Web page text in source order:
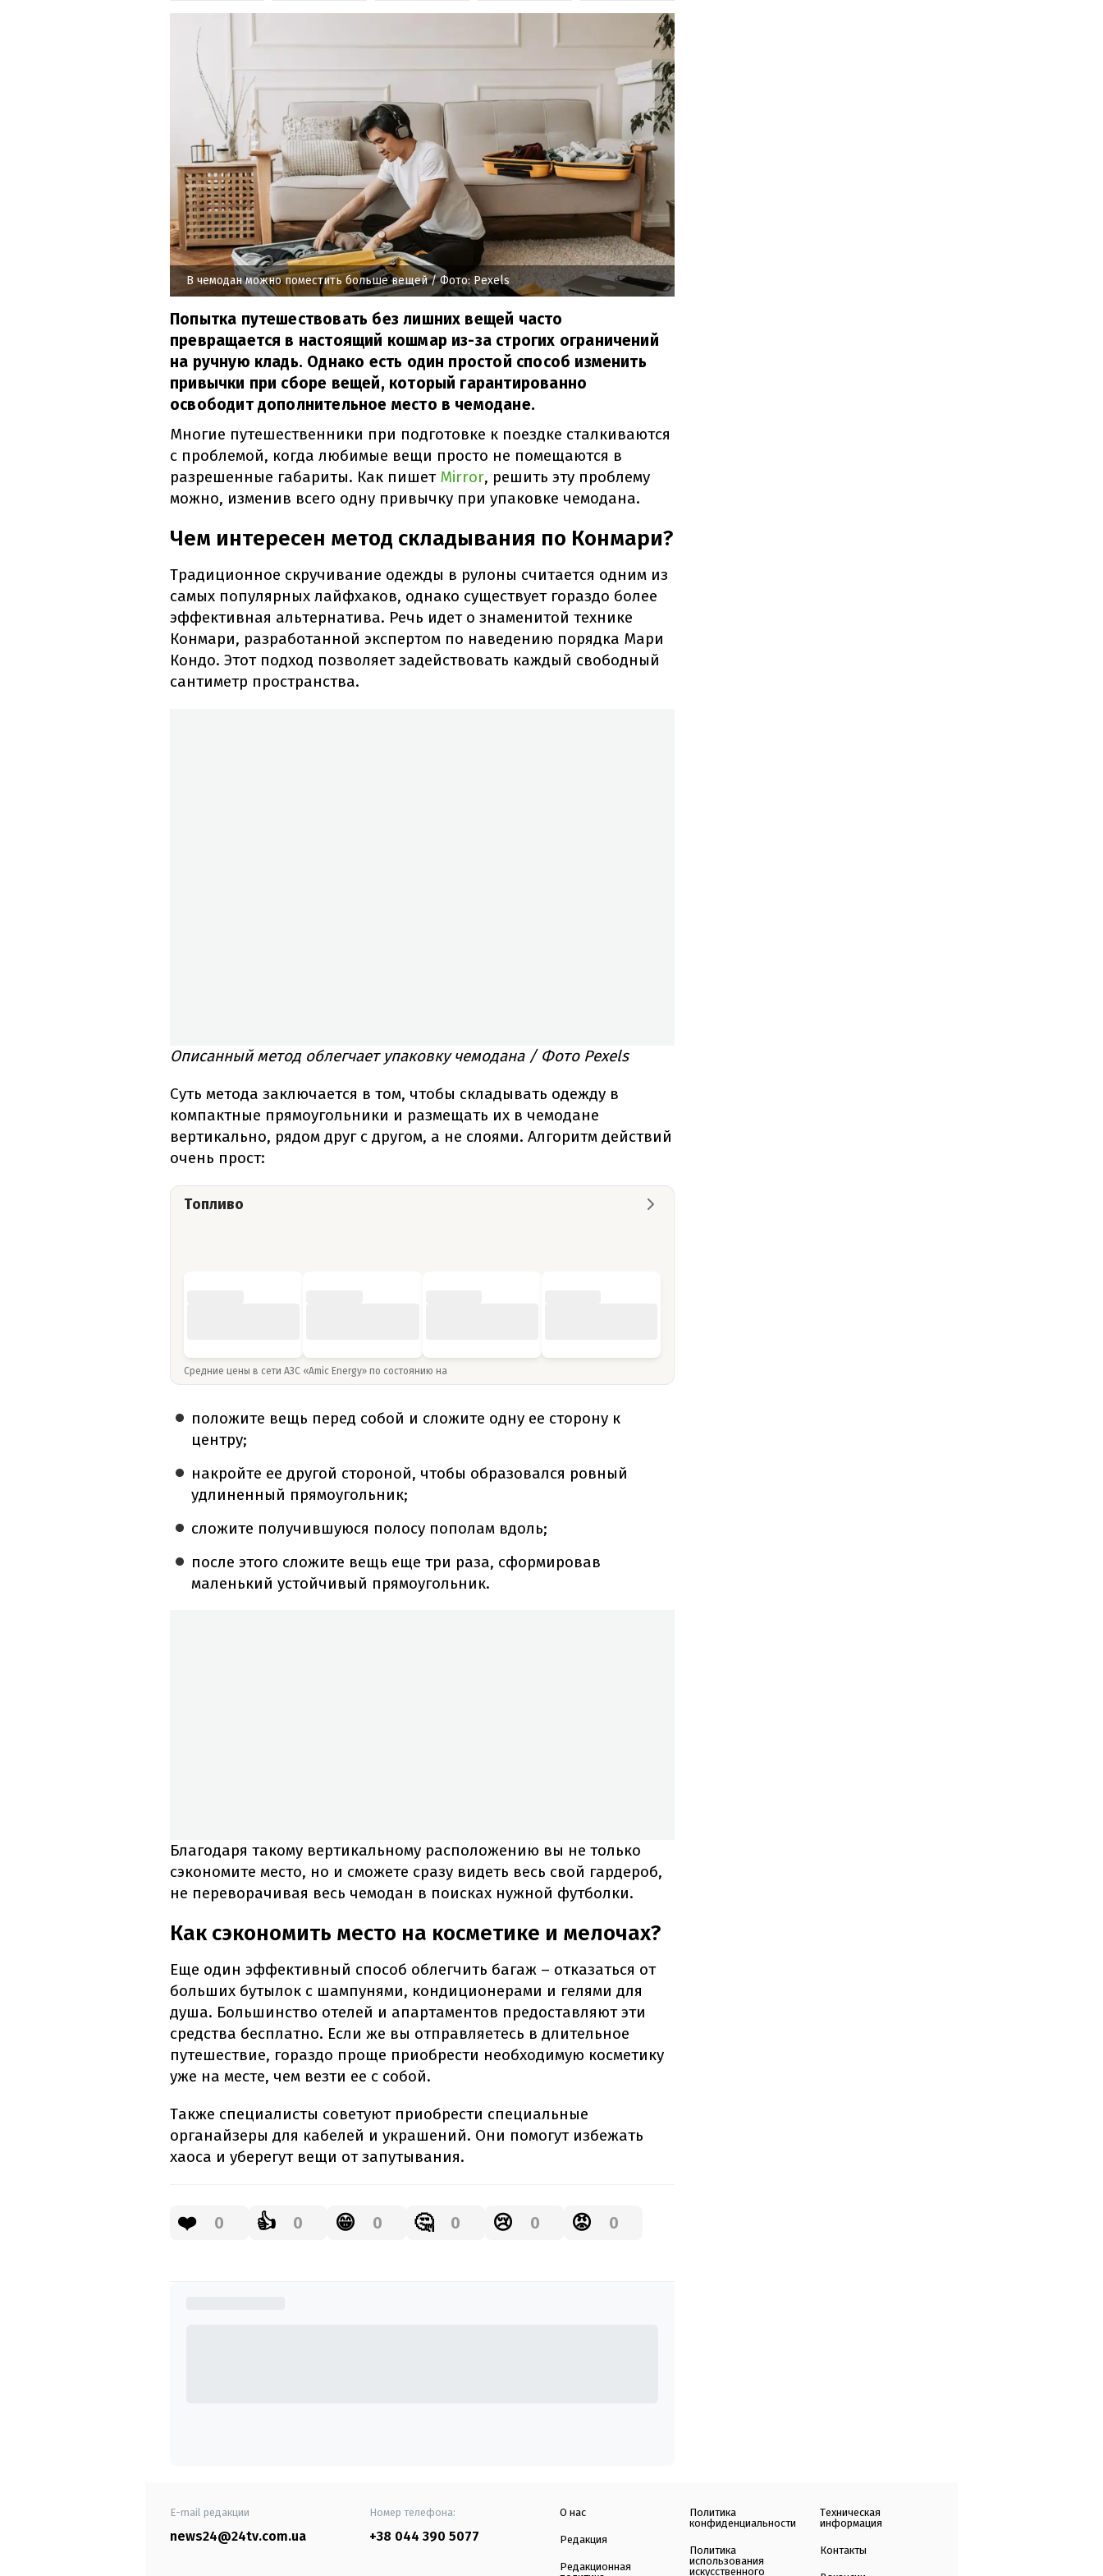
В чемодан можно поместить больше вещей/ Фото: Pexels
Попытка путешествовать без лишних вещей часто
превращается в настоящий кошмар из-за строгих ограничений
на ручную кладь. Однако есть один простой способ изменить
привычки при сборе вещей, который гарантированно
освободит дополнительное место в чемодане.
Многие путешественники при подготовке к поездке сталкиваются
с проблемой, когда любимые вещи просто не помещаются в
разрешенные габариты. Как пишет Mirror, решить эту проблему
можно, изменив всего одну привычку при упаковке чемодана.
Чем интересен метод складывания по Конмари?
Традиционное скручивание одежды в рулоны считается одним из
самых популярных лайфхаков, однако существует гораздо более
эффективная альтернатива. Речь идет о знаменитой технике
Конмари, разработанной экспертом по наведению порядка Мари
Кондо. Этот подход позволяет задействовать каждый свободный
сантиметр пространства.
Описанный метод облегчает упаковку чемодана / Фото Pexels
Суть метода заключается в том, чтобы складывать одежду в
компактные прямоугольники и размещать их в чемодане
вертикально, рядом друг с другом, а не слоями. Алгоритм действий
очень прост:
Топливо
Средние цены в сети АЗС «Amic Energy» по состоянию на
положите вещь перед собой и сложите одну ее сторону к
центру;
накройте ее другой стороной, чтобы образовался ровный
удлиненный прямоугольник;
сложите получившуюся полосу пополам вдоль;
после этого сложите вещь еще три раза, сформировав
маленький устойчивый прямоугольник.
Благодаря такому вертикальному расположению вы не только
сэкономите место, но и сможете сразу видеть весь свой гардероб,
не переворачивая весь чемодан в поисках нужной футболки.
Как сэкономить место на косметике и мелочах?
Еще один эффективный способ облегчить багаж – отказаться от
больших бутылок с шампунями, кондиционерами и гелями для
душа. Большинство отелей и апартаментов предоставляют эти
средства бесплатно. Если же вы отправляетесь в длительное
путешествие, гораздо проще приобрести необходимую косметику
уже на месте, чем везти ее с собой.
Также специалисты советуют приобрести специальные
органайзеры для кабелей и украшений. Они помогут избежать
хаоса и уберегут вещи от запутывания.
❤️ 0 👍 0 😁 0 🤔 0 😢 0 😡 0
E-mail редакции
news24@24tv.com.ua
Номер телефона:
+38 044 390 5077
О нас
Редакция
Редакционная
Политика
конфиденциальности
Политика
использования
искусственного
Техническая
информация
Контакты